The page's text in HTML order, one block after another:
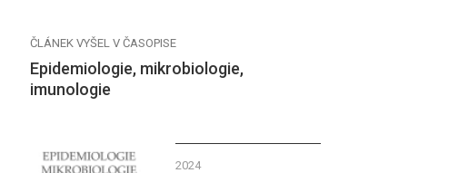
ČLÁNEK VYŠEL V ČASOPISE
Epidemiologie, mikrobiologie,
imunologie
2024